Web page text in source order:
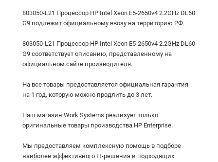
803050-L21 Процессор HP Intel Xeon E5-2650v4 2.2GHz DL60
G9 подлежит официальному ввозу на территорию РФ.
803050-L21 Процессор HP Intel Xeon E5-2650v4 2.2GHz DL60
G9 соответствует описанию, представленному на
официальном сайте производителя.
На все товары предоставляется официальная гарантия
на 1 год, которую можно продлить до 3 лет.
Наш магазин Work Systems реализует только
оригинальные товары производства HP Enterprise.
Мы предоставляем комплексную помощь в подборе
наиболее эффективного IT-решения и подходящих